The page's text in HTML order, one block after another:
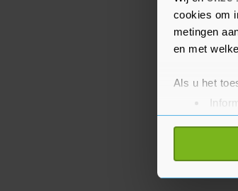
cookies om
metingen
en met
Als u het
Uw
Lees meer
Trump al